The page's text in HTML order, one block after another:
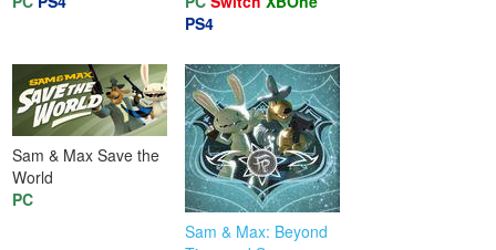
PS4
Sam & Max Save the
World
PC
Sam & Max: Beyond